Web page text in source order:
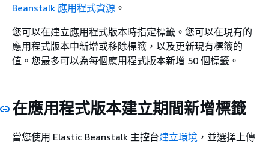
Beanstalk 應用程式資源 。
您可以在建立應用程式版本時指定標籤。您可以在現有的
應用程式版本中新增或移除標籤，以及更新現有標籤的
值。您最多可以為每個應用程式版本新增 50 個標籤。
在應用程式版本建立期間新增標籤
當您使用 Elastic Beanstalk 主控台建立環境 ，並選擇上傳